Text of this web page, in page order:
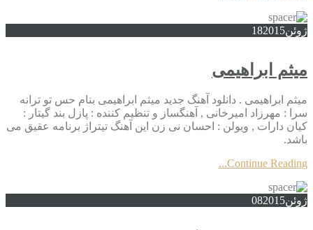
ژوئن 182015
میثم ابراهیمی
میثم ابراهیمی . دانلود آهنگ جدید میثم ابراهیمی بنام حس تو ترانه
سرا : مهرزاد امیرخانی , آهنگساز و تنظیم کننده : پازل بند گیتار :
کیان دارات , ویولن : احسان نی زن این آهنگ تیتراژ برنامه عقیق می
باشد.
Continue Reading...
ژوئن 082015